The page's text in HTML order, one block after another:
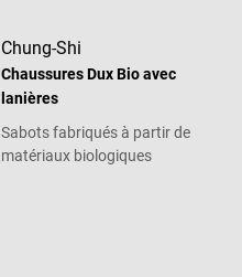
Chung-Shi
Chaussures Dux Bio avec
lanières
Sabots fabriqués à partir de
matériaux biologiques